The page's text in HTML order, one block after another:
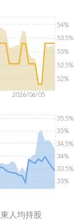
人均持股
2026/06/05
54%
53.5%
53%
52.5%
52%
35.5%
35%
34.5%
34%
33.5%
33%